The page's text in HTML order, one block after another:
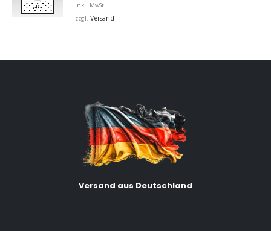
Inkl. MwSt.
zzgl. Versand
Versand aus Deutschland